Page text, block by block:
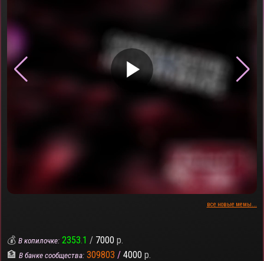
▶
все новые мемы...
💰В копилочке: 2353.1 / 7000 р.
🏦В банке сообщества: 309803 / 4000 р.